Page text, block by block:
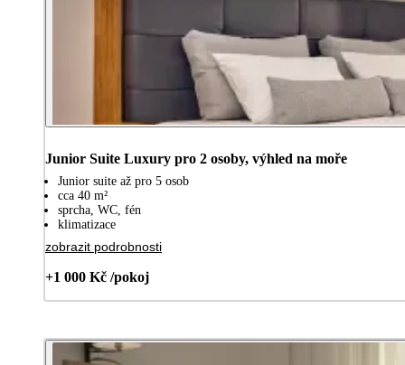
Junior Suite Luxury pro 2 osoby, výhled na moře
Junior suite až pro 5 osob
cca 40 m²
sprcha, WC, fén
klimatizace
zobrazit podrobnosti
+1 000 Kč /pokoj